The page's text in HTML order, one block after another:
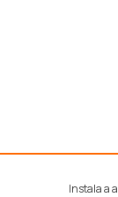
Instala a